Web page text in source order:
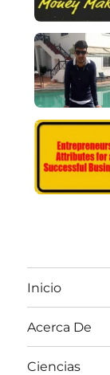
Inicio
Acerca De
Ciencias